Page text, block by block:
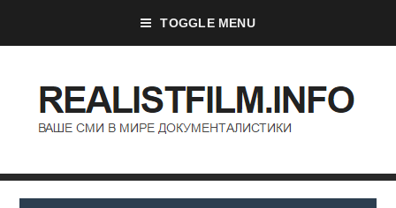
TOGGLE MENU